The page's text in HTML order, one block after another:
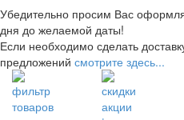
Убедительно просим Вас
дня до желаемой даты!
Если необходимо сделать
предложений смотрите здесь...